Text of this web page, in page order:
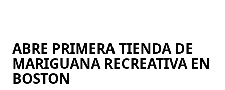
ABRE PRIMERA TIENDA DE
MARIGUANA RECREATIVA EN
BOSTON